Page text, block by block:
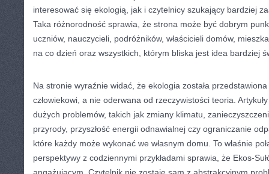
interesować się ekologią, jak i czytelnicy szukający bardziej
Taka różnorodność sprawia, że strona może być dobrym
uczniów, nauczycieli, podróżników, właścicieli domów,
na co dzień oraz wszystkich, którym bliska jest idea bardziej
Na stronie wyraźnie widać, że ekologia została
człowiekowi, a nie oderwana od rzeczywistości teoria.
dużych problemów, takich jak zmiany klimatu,
przyrody, przyszłość energii odnawialnej czy ograniczanie
które każdy może wykonać we własnym domu. To właśnie
perspektywy z codziennymi przykładami sprawia, że Ekos-